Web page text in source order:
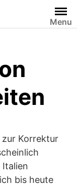
Menu
zur Korrektur
bis heute